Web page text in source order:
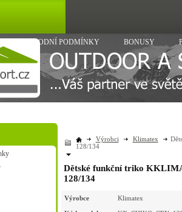
OBCHODNÍ PODMÍNKY BONUSY
Výrobci Klimatex
128/134
Dětské funkční triko
128/134
Výrobce Klimatex